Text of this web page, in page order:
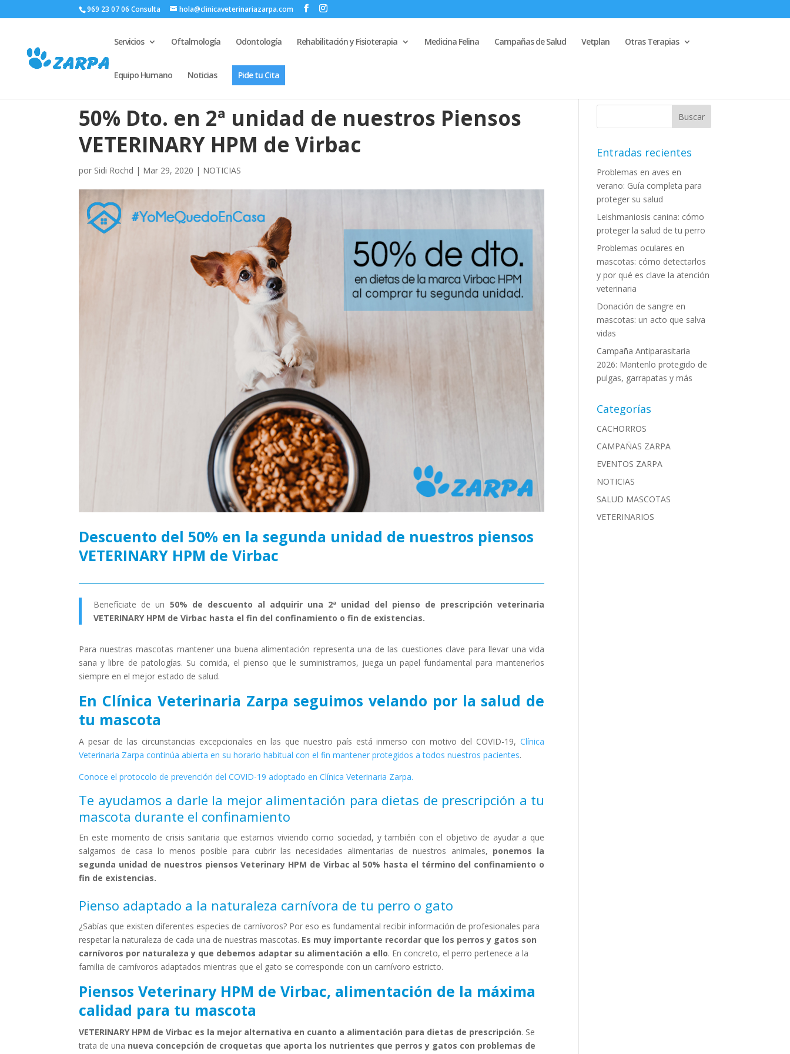
969 23 07 06 Consulta hola@clinicaveterinariazarpa.com
Servicios Oftalmología Odontología Rehabilitación y Fisioterapia Medicina Felina Campañas de Salud Vetplan Otras Terapias
Equipo Humano Noticias Pide tu Cita
50% Dto. en 2ª unidad de nuestros Piensos
VETERINARY HPM de Virbac
por Sidi Rochd | Mar 29, 2020 | NOTICIAS
Descuento del 50% en la segunda unidad de nuestros piensos
VETERINARY HPM de Virbac
Benefíciate de un 50% de descuento al adquirir una 2ª unidad del pienso de prescripción veterinaria
VETERINARY HPM de Virbac hasta el fin del confinamiento o fin de existencias.
Para nuestras mascotas mantener una buena alimentación representa una de las cuestiones clave para llevar una vida
sana y libre de patologías. Su comida, el pienso que le suministramos, juega un papel fundamental para mantenerlos
siempre en el mejor estado de salud.
En Clínica Veterinaria Zarpa seguimos velando por la salud de
tu mascota
A pesar de las circunstancias excepcionales en las que nuestro país está inmerso con motivo del COVID-19,Clínica
Veterinaria Zarpa continúa abierta en su horario habitual con el fin mantener protegidos a todos nuestros pacientes.
Conoce el protocolo de prevención del COVID-19 adoptado en Clínica Veterinaria Zarpa.
Te ayudamos a darle la mejor alimentación para dietas de prescripción a tu
mascota durante el confinamiento
En este momento de crisis sanitaria que estamos viviendo como sociedad, y también con el objetivo de ayudar a que
salgamos de casa lo menos posible para cubrir las necesidades alimentarias de nuestros animales, ponemos la
segunda unidad de nuestros piensos Veterinary HPM de Virbac al 50% hasta el término del confinamiento o
fin de existencias.
Pienso adaptado a la naturaleza carnívora de tu perro o gato
¿Sabías que existen diferentes especies de carnívoros? Por eso es fundamental recibir información de profesionales para
respetar la naturaleza de cada una de nuestras mascotas. Es muy importante recordar que los perros y gatos son
carnívoros por naturaleza y que debemos adaptar su alimentación a ello. En concreto, el perro pertenece a la
familia de carnívoros adaptados mientras que el gato se corresponde con un carnívoro estricto.
Piensos Veterinary HPM de Virbac, alimentación de la máxima
calidad para tu mascota
VETERINARY HPM de Virbac es la mejor alternativa en cuanto a alimentación para dietas de prescripción. Se
trata de una nueva concepción de croquetas que aporta los nutrientes que perros y gatos con problemas de
Entradas recientes
Problemas en aves en
verano: Guía completa para
proteger su salud
Leishmaniosis canina: cómo
proteger la salud de tu perro
Problemas oculares en
mascotas: cómo detectarlos
y por qué es clave la atención
veterinaria
Donación de sangre en
mascotas: un acto que salva
vidas
Campaña Antiparasitaria
2026: Mantenlo protegido de
pulgas, garrapatas y más
Categorías
CACHORROS
CAMPAÑAS ZARPA
EVENTOS ZARPA
NOTICIAS
SALUD MASCOTAS
VETERINARIOS